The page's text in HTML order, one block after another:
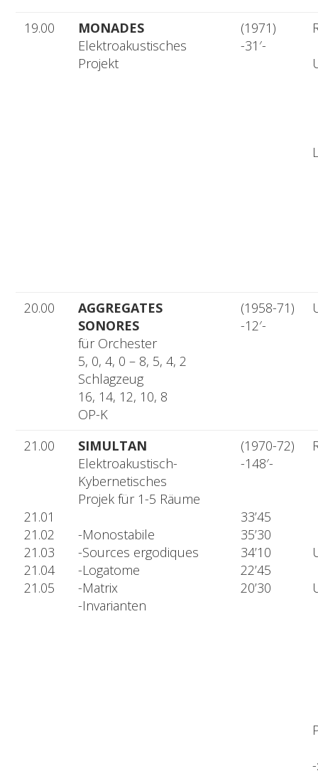
19.00
MONADES
Elektroakustisches
Projekt
(1971)
-31′-
20.00
AGGREGATES
SONORES
für Orchester
5, 0, 4, 0 – 8, 5, 4, 2
Schlagzeug
16, 14, 12, 10, 8
OP-K
(1958-71)
-12′-
21.00
21.01
21.02
21.03
21.04
21.05
SIMULTAN
Elektroakustisch-
Kybernetisches
Projek für 1-5 Räume
-Monostabile
-Sources ergodiques
-Logatome
-Matrix
-Invarianten
(1970-72)
-148′-
33’45
35’30
34’10
22’45
20’30
-: